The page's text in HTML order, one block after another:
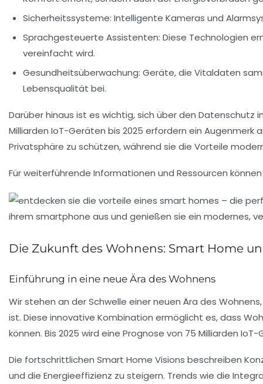
Sicherheitssysteme: Intelligente Kameras und
Sprachgesteuerte Assistenten: Diese Technologien
vereinfacht wird.
Gesundheitsüberwachung: Geräte, die Vitaldaten
Lebensqualität bei.
Darüber hinaus ist es wichtig, sich über den
Milliarden IoT-Geräten bis 2025 erfordern ein Augenmerk
Privatsphäre zu schützen, während sie die Vorteile
Für weiterführende Informationen und Ressourcen
Die Zukunft des Wohnens: Smart Home
Einführung in eine neue Ära des Wohnens
Wir stehen an der Schwelle einer neuen Ära des
ist. Diese innovative Kombination ermöglicht es, dass
können. Bis 2025 wird eine Prognose von 75 Milliarden
Die fortschrittlichen Smart Home Visions beschreiben
und die Energieeffizienz zu steigern. Trends wie die